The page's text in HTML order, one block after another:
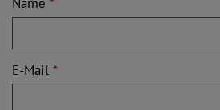
E-Mail *